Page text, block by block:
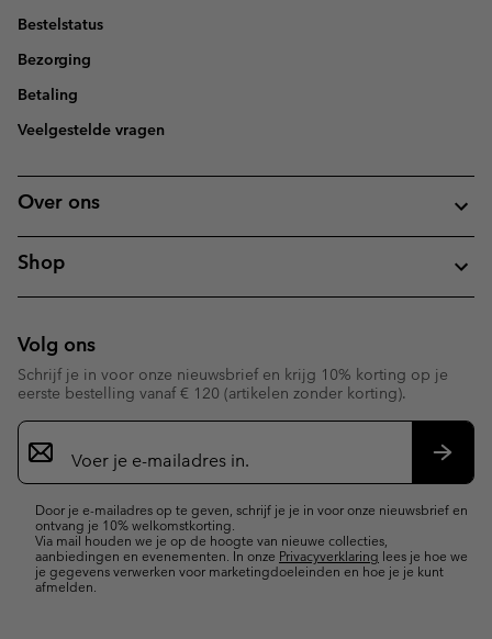
Bestelstatus
Bezorging
Betaling
Veelgestelde vragen
Over ons
Shop
Volg ons
Schrijf je in voor onze nieuwsbrief en krijg 10% korting op je
eerste bestelling vanaf € 120 (artikelen zonder korting).
Aanmelden
voor
e-
Door je e-mailadres op te geven, schrijf je je in voor onze nieuwsbrief en
ontvang je 10% welkomstkorting.
Via mail houden we je op de hoogte van nieuwe collecties,
aanbiedingen en evenementen. In onze Privacyverklaring lees je hoe we
je gegevens verwerken voor marketingdoeleinden en hoe je je kunt
afmelden.